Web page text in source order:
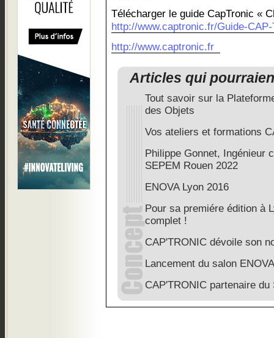
Télécharger le guide CapTronic «
http://www.captronic.fr/Guide-CAP-
http://www.captronic.fr
Articles qui
Tout savoir sur la
des Objets
Vos ateliers et formations
Philippe Gonnet, Ingénieur
SEPEM Rouen 2022
ENOVA Lyon 2016
Pour sa premiére édition à
complet !
CAP'TRONIC dévoile son
Lancement du salon
CAP'TRONIC partenaire du